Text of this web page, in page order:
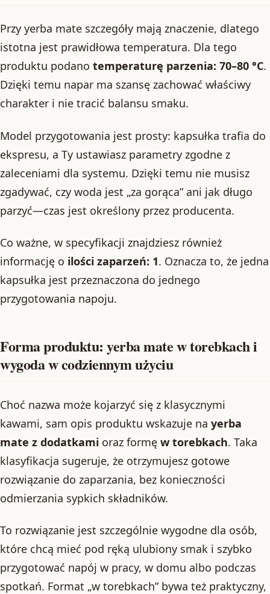
Przy yerba mate szczegóły mają znaczenie, dlatego
istotna jest prawidłowa temperatura. Dla tego
produktu podano temperaturę parzenia: 70–80 °C.
Dzięki temu napar ma szansę zachować właściwy
charakter i nie tracić balansu smaku.
Model przygotowania jest prosty: kapsułka trafia do
ekspresu, a Ty ustawiasz parametry zgodne z
zaleceniami dla systemu. Dzięki temu nie musisz
zgadywać, czy woda jest „za gorąca” ani jak długo
parzyć—czas jest określony przez producenta.
Co ważne, w specyfikacji znajdziesz również
informację o ilości zaparzeń: 1. Oznacza to, że jedna
kapsułka jest przeznaczona do jednego
przygotowania napoju.
Forma produktu: yerba mate w torebkach i
wygoda w codziennym użyciu
Choć nazwa może kojarzyć się z klasycznymi
kawami, sam opis produktu wskazuje na yerba
mate z dodatkami oraz formę w torebkach. Taka
klasyfikacja sugeruje, że otrzymujesz gotowe
rozwiązanie do zaparzania, bez konieczności
odmierzania sypkich składników.
To rozwiązanie jest szczególnie wygodne dla osób,
które chcą mieć pod ręką ulubiony smak i szybko
przygotować napój w pracy, w domu albo podczas
spotkań. Format „w torebkach” bywa też praktyczny,